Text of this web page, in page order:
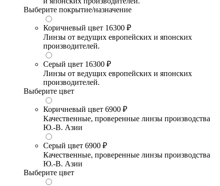
Выберите покрытие/назначение
Коричневый цвет 16300 ₽
Линзы от ведущих европейских и японских
производителей.
Серый цвет 16300 ₽
Линзы от ведущих европейских и японских
производителей.
Выберите цвет
Коричневый цвет 6900 ₽
Качественные, проверенные линзы производства
Ю.-В. Азии
Серый цвет 6900 ₽
Качественные, проверенные линзы производства
Ю.-В. Азии
Выберите цвет